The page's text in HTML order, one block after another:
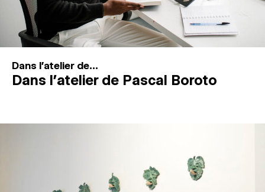
Dans l'atelier de...
Dans l’atelier de Pascal Boroto